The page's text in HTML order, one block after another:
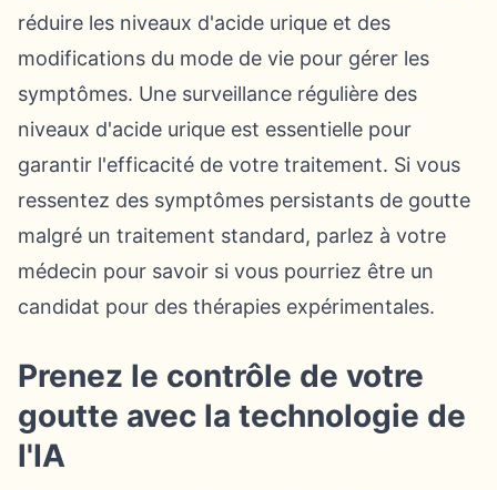
réduire les niveaux d'acide urique et des
modifications du mode de vie pour gérer les
symptômes. Une surveillance régulière des
niveaux d'acide urique est essentielle pour
garantir l'efficacité de votre traitement. Si vous
ressentez des symptômes persistants de goutte
malgré un traitement standard, parlez à votre
médecin pour savoir si vous pourriez être un
candidat pour des thérapies expérimentales.
Prenez le contrôle de votre
goutte avec la technologie de
l'IA